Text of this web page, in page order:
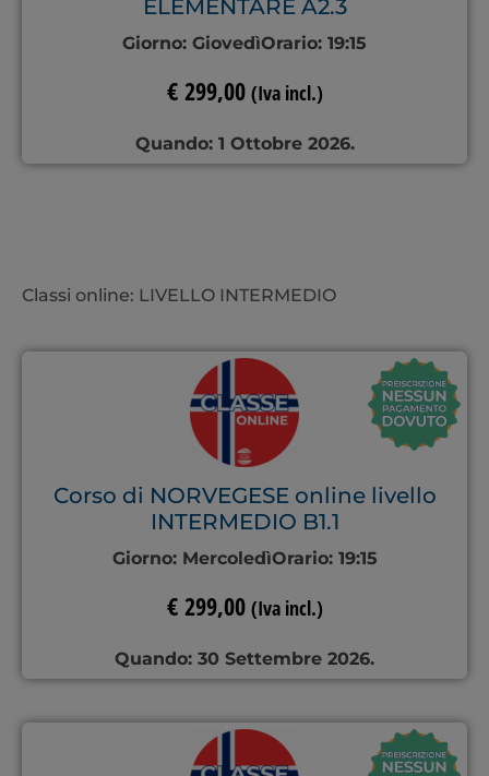
ELEMENTARE A2.3
Giorno: GiovedìOrario: 19:15
€299,00 (Iva incl.)
Quando: 1 Ottobre 2026.
Classi online: LIVELLO INTERMEDIO
Corso di NORVEGESE online livello
INTERMEDIO B1.1
Giorno:MercoledìOrario:19:15
€299,00 (Iva incl.)
Quando: 30 Settembre 2026.